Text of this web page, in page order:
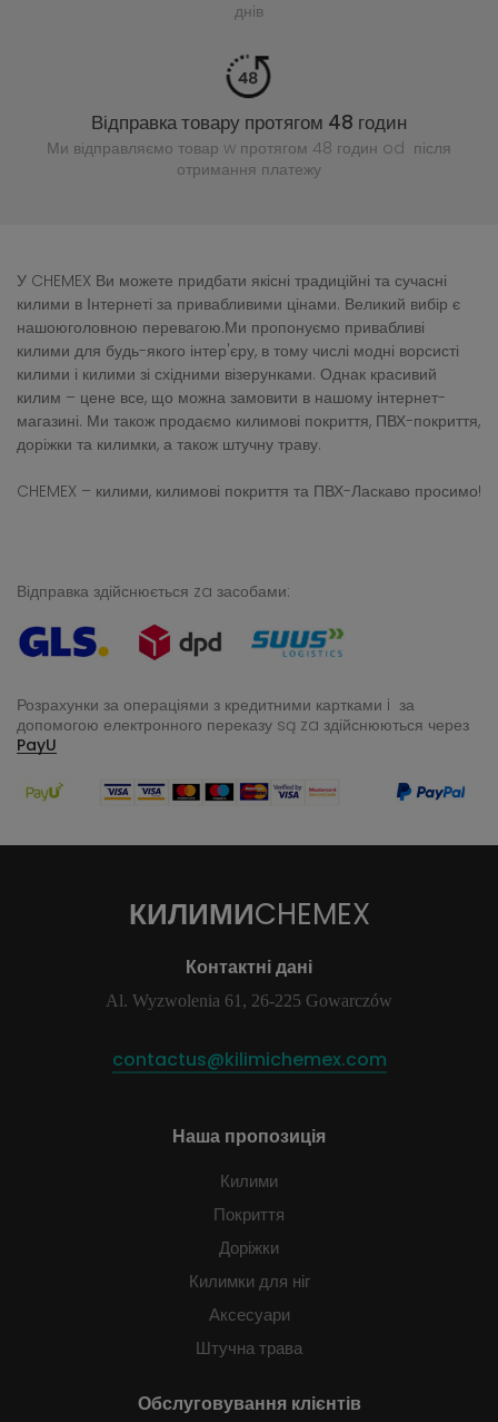
днів
Відправка товару протягом 48 годин
Ми відправляємо товар w протягом 48 годин od після
отримання платежу
У CHEMEX Ви можете придбати якісні традиційні та сучасні
килими в Інтернеті за привабливими цінами. Великий вибір є
нашоюголовною перевагою.Ми пропонуємо привабливі
килими для будь-якого інтер'єру, в тому числі модні ворсисті
килими і килими зі східними візерунками. Однак красивий
килим – цене все, що можна замовити в нашому інтернет-
магазині. Ми також продаємо килимові покриття, ПВХ-покриття,
доріжки та килимки, а також штучну траву.
CHEMEX – килими, килимові покриття та ПВХ-Ласкаво просимо!
Відправка здійснюється za засобами:
Розрахунки за операціями з кредитними картками i за
допомогою електронного переказу są za здійснюються через
PayU
КИЛИМИCHEMEX
Контактні дані
Al. Wyzwolenia 61, 26-225 Gowarczów
contactus@kilimichemex.com
Наша пропозиція
Килими
Покриття
Доріжки
Килимки для ніг
Аксесуари
Штучна трава
Обслуговування клієнтів